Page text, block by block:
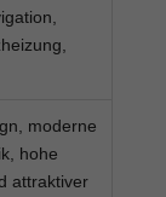
moderne
hohe
attraktiver